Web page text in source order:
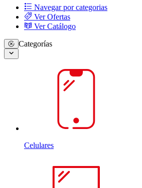
Navegar por categorias
Ver Ofertas
Ver Catálogo
Categorías
Celulares